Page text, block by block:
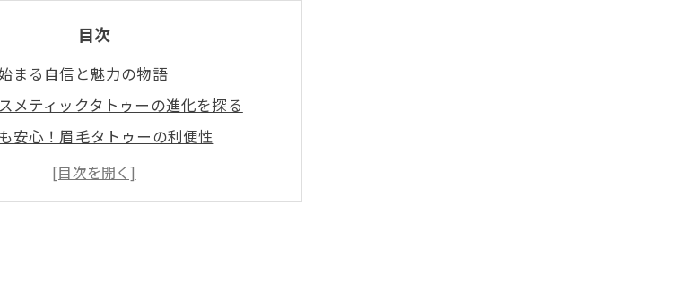
目次
まる自信と魅力の物語
メティックタトゥーの進化を探る
安心！眉毛タトゥーの利便性
決め手となる眉毛タトゥーの選び方
出す！オーダーメイドの眉毛タトゥー